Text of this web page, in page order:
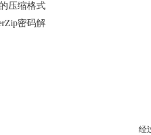
压缩格式
密码解
经过